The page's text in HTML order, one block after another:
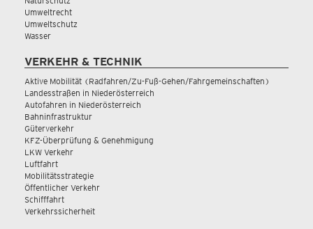
Umweltrecht
Umweltschutz
Wasser
VERKEHR & TECHNIK
Aktive Mobilität (Radfahren/Zu-Fuß-Gehen/Fahrgemeinschaften)
Landesstraßen in Niederösterreich
Autofahren in Niederösterreich
Bahninfrastruktur
Güterverkehr
KFZ-Überprüfung & Genehmigung
LKW Verkehr
Luftfahrt
Mobilitätsstrategie
Öffentlicher Verkehr
Schifffahrt
Verkehrssicherheit